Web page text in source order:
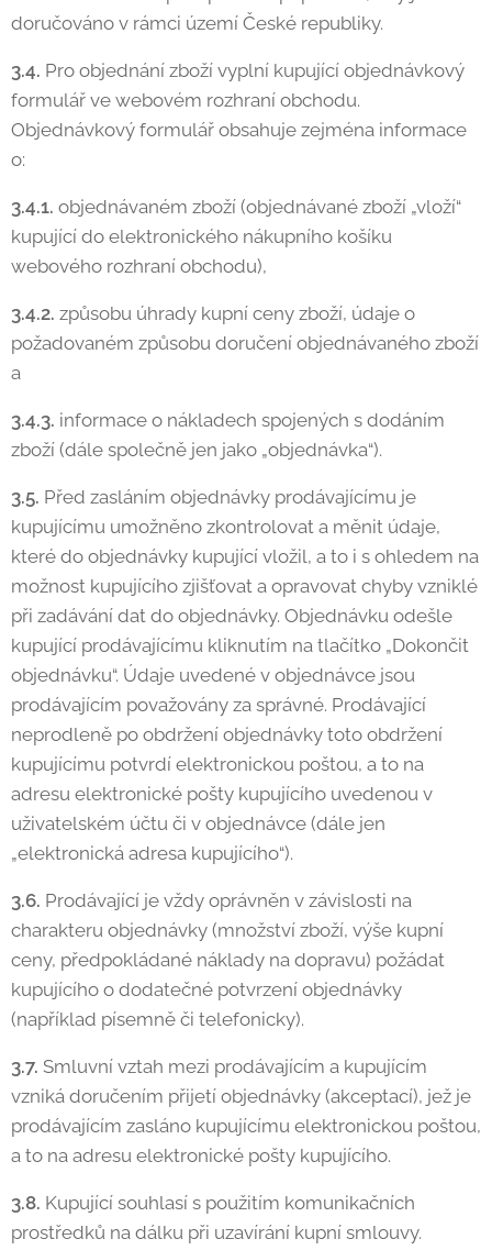
doručováno v rámci území České republiky.
3.4. Pro objednání zboží vyplní kupující objednávkový
formulář ve webovém rozhraní obchodu.
Objednávkový formulář obsahuje zejména informace
o:
3.4.1. objednávaném zboží (objednávané zboží „vloží“
kupující do elektronického nákupního košíku
webového rozhraní obchodu),
3.4.2. způsobu úhrady kupní ceny zboží, údaje o
požadovaném způsobu doručení objednávaného zboží
a
3.4.3. informace o nákladech spojených s dodáním
zboží (dále společně jen jako „objednávka“).
3.5. Před zasláním objednávky prodávajícímu je
kupujícímu umožněno zkontrolovat a měnit údaje,
které do objednávky kupující vložil, a to i s ohledem na
možnost kupujícího zjišťovat a opravovat chyby vzniklé
při zadávání dat do objednávky. Objednávku odešle
kupující prodávajícímu kliknutím na tlačítko „Dokončit
objednávku“. Údaje uvedené v objednávce jsou
prodávajícím považovány za správné. Prodávající
neprodleně po obdržení objednávky toto obdržení
kupujícímu potvrdí elektronickou poštou, a to na
adresu elektronické pošty kupujícího uvedenou v
uživatelském účtu či v objednávce (dále jen
„elektronická adresa kupujícího“).
3.6. Prodávající je vždy oprávněn v závislosti na
charakteru objednávky (množství zboží, výše kupní
ceny, předpokládané náklady na dopravu) požádat
kupujícího o dodatečné potvrzení objednávky
(například písemně či telefonicky).
3.7. Smluvní vztah mezi prodávajícím a kupujícím
vzniká doručením přijetí objednávky (akceptací), jež je
prodávajícím zasláno kupujícímu elektronickou poštou,
a to na adresu elektronické pošty kupujícího.
3.8. Kupující souhlasí s použitím komunikačních
prostředků na dálku při uzavírání kupní smlouvy.